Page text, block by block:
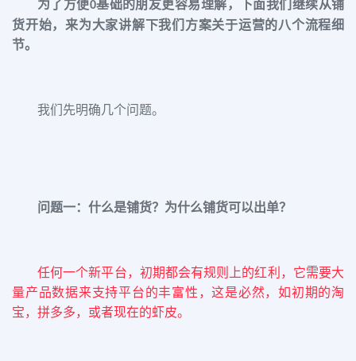
为了方便0基础的朋友更容易理解，下面我们继续从铺
货开始，来为大家讲解下我们方案关于运营的八个流程细
节。
我们先明确几个问题。
问题一：什么是铺货？为什么铺货可以出单？
任何一个新平台，初期都会有规则上的红利， 它需要大
量产品数据来支持平台的丰富性，这是必然，如初期的淘
宝，拼多多，或者现在的虾皮。